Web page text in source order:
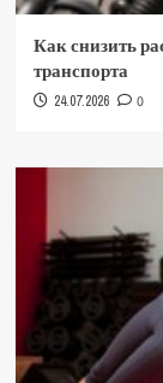
Как снизить
транспорта
24.07.2026 0